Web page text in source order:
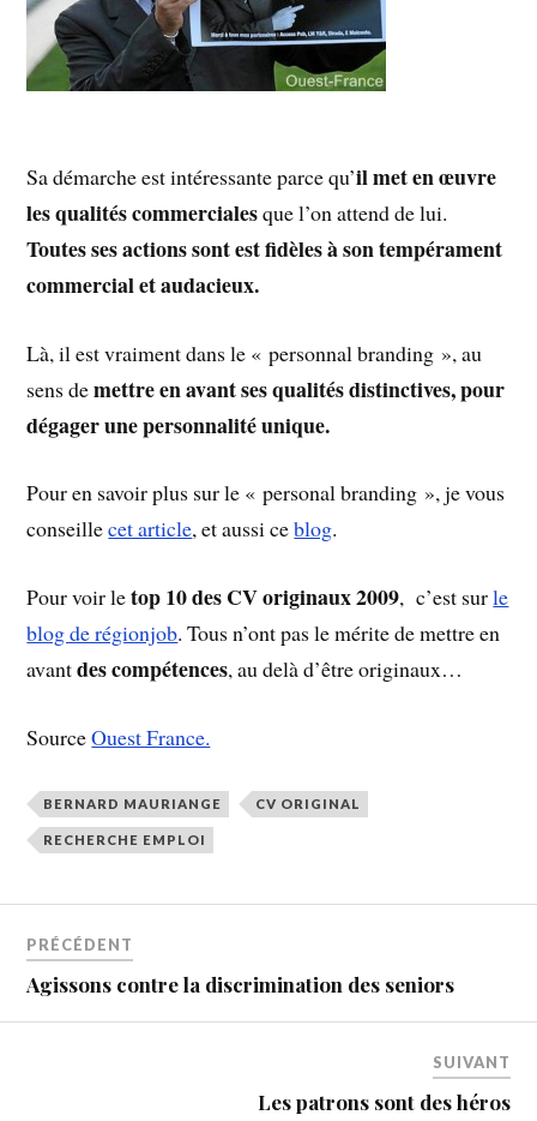
Sa démarche est intéressante parce qu’il met en œuvre
les qualités commercialesque l’on attend de lui.
Toutes ses actions sont est fidèles à son tempérament
commercial et audacieux.
Là, il est vraiment dans le « personnal branding », au
sens demettre en avant ses qualités distinctives, pour
dégager une personnalité unique.
Pour en savoir plus sur le « personal branding », je vous
conseillecet article, et aussi ceblog.
Pour voir letop 10 des CV originaux 2009, c’est surle
blog de régionjob. Tous n’ont pas le mérite de mettre en
avantdes compétences, au delà d’être originaux…
SourceOuest France.
BERNARD MAURIANGE CV ORIGINAL
RECHERCHE EMPLOI
PRÉCÉDENT
Agissons contre la discrimination des seniors
SUIVANT
Les patrons sont des héros